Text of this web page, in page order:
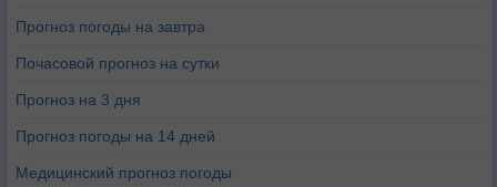
Прогноз погоды на завтра
Почасовой прогноз на сутки
Прогноз на 3 дня
Прогноз погоды на 14 дней
Медицинский прогноз погоды